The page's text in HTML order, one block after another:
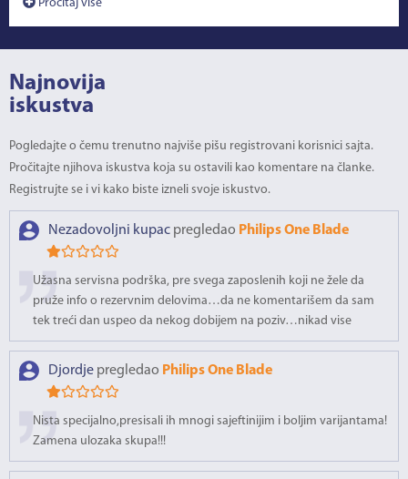
Pročitaj više
Najnovija
iskustva
Pogledajte o čemu trenutno najviše pišu registrovani korisnici sajta.
Pročitajte njihova iskustva koja su ostavili kao komentare na članke.
Registrujte se i vi kako biste izneli svoje iskustvo.
Nezadovoljni kupac pregledao Philips One Blade
Užasna servisna podrška, pre svega zaposlenih koji ne žele da
pruže info o rezervnim delovima…da ne komentarišem da sam
tek treći dan uspeo da nekog dobijem na poziv…nikad vise
Djordje pregledao Philips One Blade
Nista specijalno,presisali ih mnogi sajeftinijim i boljim varijantama!
Zamena ulozaka skupa!!!